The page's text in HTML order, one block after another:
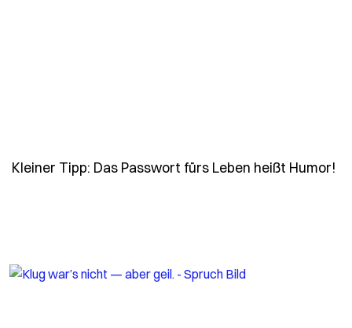
Kleiner Tipp: Das Passwort fürs Leben heißt Humor!